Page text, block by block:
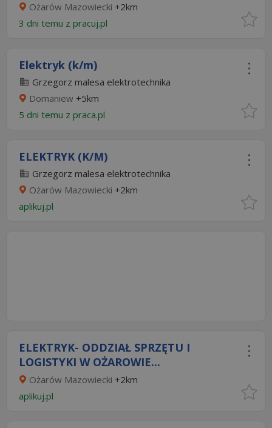
Ożarów Mazowiecki +2km
3 dni temu z pracuj.pl
Elektryk (k/m)
Grzegorz malesa elektrotechnika
Domaniew +5km
5 dni temu z praca.pl
ELEKTRYK (K/M)
Grzegorz malesa elektrotechnika
Ożarów Mazowiecki +2km
aplikuj.pl
ELEKTRYK- ODDZIAŁ SPRZĘTU I
LOGISTYKI W OŻAROWIE...
Ożarów Mazowiecki +2km
aplikuj.pl